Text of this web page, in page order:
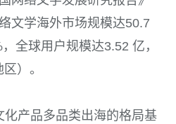
文学海外市场规模达50.7
全球用户规模达3.52 亿，
）。
化产品多品类出海的格局基